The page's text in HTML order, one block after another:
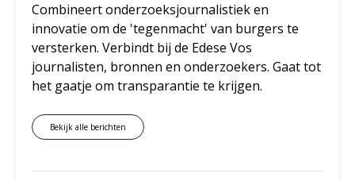
Combineert onderzoeksjournalistiek en
innovatie om de 'tegenmacht' van burgers te
versterken. Verbindt bij de Edese Vos
journalisten, bronnen en onderzoekers. Gaat tot
het gaatje om transparantie te krijgen.
Bekijk alle berichten